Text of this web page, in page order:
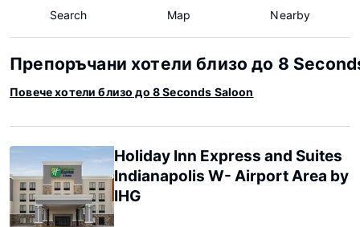
Search Map Nearby
Препоръчани хотели близо до 8
Повече хотели близо до 8 Seconds Saloon
Holiday Inn Express and Suites
Indianapolis W- Airport Area by
IHG